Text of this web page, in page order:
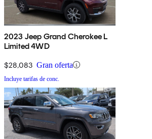
2023 Jeep Grand Cherokee L
Limited 4WD
$28,083 Gran oferta
Incluye tarifas de conc.